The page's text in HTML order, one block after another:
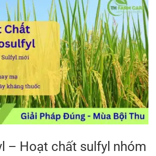
– Hoạt chất sulfyl nhóm